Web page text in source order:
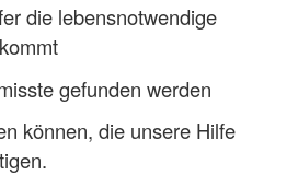
die lebensnotwendige
gefunden werden
können, die unsere Hilfe